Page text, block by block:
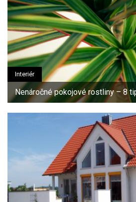
Interiér
Nenáročné pokojové rostliny – 8